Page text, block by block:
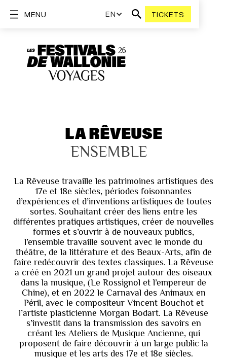
EN TICKETS
MENU
LA RÊVEUSE
ENSEMBLE
La Rêveuse travaille les patrimoines artistiques des
17e et 18e siècles, périodes foisonnantes
d’expériences et d’inventions artistiques de toutes
sortes. Souhaitant créer des liens entre les
différentes pratiques artistiques, créer de nouvelles
formes et s’ouvrir à de nouveaux publics,
l’ensemble travaille souvent avec le monde du
théâtre, de la littérature et des Beaux-Arts, afin de
faire redécouvrir des textes classiques. La Rêveuse
a créé en 2021 un grand projet autour des oiseaux
dans la musique, (Le Rossignol et l’empereur de
Chine), et en 2022 le Carnaval des Animaux en
Péril, avec le compositeur Vincent Bouchot et
l’artiste plasticienne Morgan Bodart. La Rêveuse
s’investit dans la transmission des savoirs en
créant les Ateliers de Musique Ancienne, qui
proposent de faire découvrir à un large public la
musique et les arts des 17e et 18e siècles.